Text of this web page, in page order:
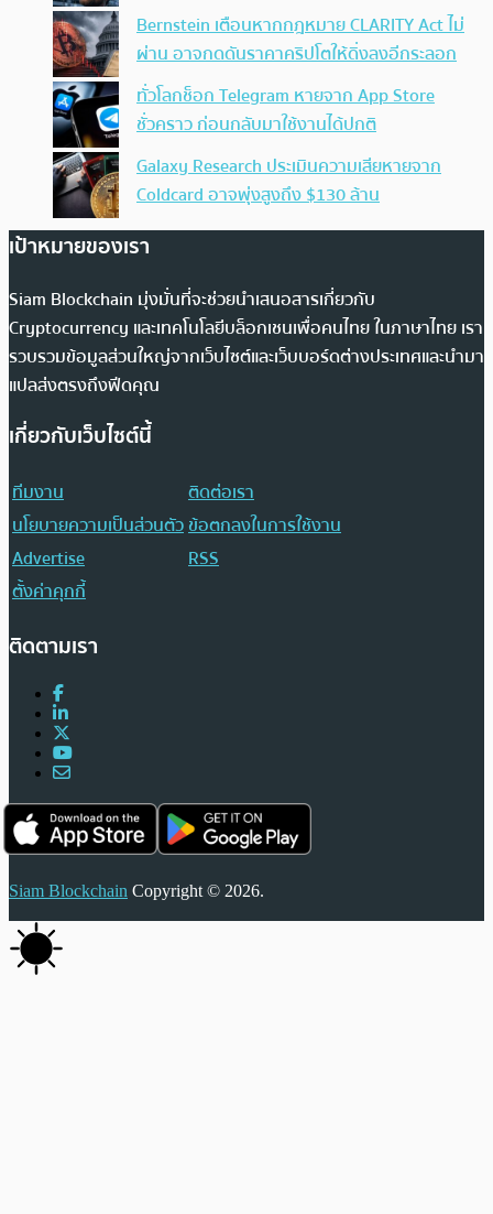
Bernstein เตือนหากกฎหมาย CLARITY Act ไม่
ผ่าน อาจกดดันราคาคริปโตให้ดิ่งลงอีกระลอก
ทั่วโลกช็อก Telegram หายจาก App Store
ชั่วคราว ก่อนกลับมาใช้งานได้ปกติ
Galaxy Research ประเมินความเสียหายจาก
Coldcard อาจพุ่งสูงถึง $130 ล้าน
เป้าหมายของเรา
Siam Blockchain มุ่งมั่นที่จะช่วยนำเสนอสารเกี่ยวกับ
Cryptocurrency และเทคโนโลยีบล็อกเชนเพื่อคนไทย ในภาษาไทย เรา
รวบรวมข้อมูลส่วนใหญ่จากเว็บไซต์และเว็บบอร์ดต่างประเทศและนำมา
แปลส่งตรงถึงฟีดคุณ
เกี่ยวกับเว็บไซต์นี้
ทีมงาน
ติดต่อเรา
นโยบายความเป็นส่วนตัวข้อตกลงในการใช้งาน
Advertise
RSS
ตั้งค่าคุกกี้
ติดตามเรา
Siam Blockchain Copyright © 2026.